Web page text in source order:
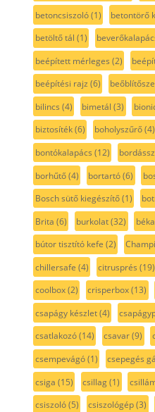
betoncsiszoló(1) betontörő
betöltő tál (1)
beépített mérleges (2)
beépítési rajz (6)
bilincs (4) bimetál (3)
biztosíték(6) boholyszűrő(4)
bontókalapács (12)
borhűtő(4) bortartó(6)
Bosch sütő kiegészítő(1)
Brita (6) burkolat(32)
bútor tisztító kefe (2)
chillersafe (4) citrusprés (19)
coolbox(2) crisperbox(13)
csapágy készlet(4)
csatlakozó(14) csavar(9)
csempevágó(1) csepegés
csiga (15) csillag(1)
csiszoló(5) csiszológép(3)